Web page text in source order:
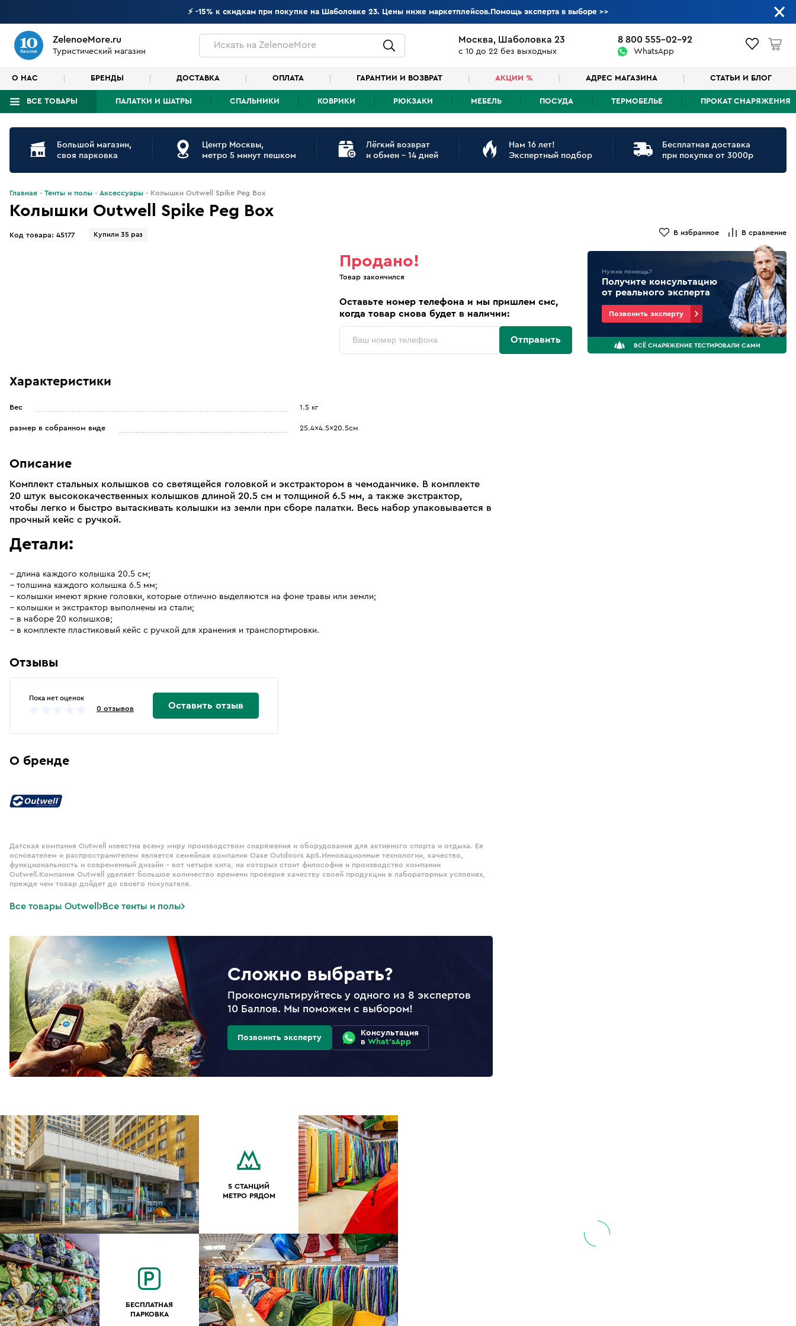
⚡ -15% к скидкам при покупке на Шаболовке 23. Цены ниже маркетплейсов.Помощь эксперта в выборе>>
ZelenoeMore.ru
Туристический магазин
Искатьна ZelenoeMore
Москва, Шаболовка 23
с 10 до 22 без выходных
8 800 555-02-92
WhatsApp
О НАС БРЕНДЫ ДОСТАВКА ОПЛАТА ГАРАНТИИ И ВОЗВРАТ АКЦИИ % АДРЕС МАГАЗИНА СТАТЬИ И БЛОГ
ВСЕ ТОВАРЫ ПАЛАТКИ И ШАТРЫ СПАЛЬНИКИ КОВРИКИ РЮКЗАКИ МЕБЕЛЬ ПОСУДА ТЕРМОБЕЛЬЕ ПРОКАТ СНАРЯЖЕНИЯ
Что будем искать?
Большой магазин,
своя парковка
Центр Москвы,
метро 5 минут пешком
Лёгкий возврат
и обмен - 14 дней
Нам 16 лет!
Экспертный подбор
Бесплатная доставка
при покупке от 3000р
Главная Тенты и полы Аксессуары Колышки Outwell Spike Peg Box
Колышки Outwell Spike Peg Box
Код товара: 45177 Купили 35 раз В избранное В сравнение
Продано!
Товар закончился
Оставьте номер телефона и мы пришлем смс,
когда товар снова будет в наличии:
Отправить
Нужна помощь?
Получите консультацию
от реального эксперта
Позвонить эксперту
ВСЁ СНАРЯЖЕНИЕ ТЕСТИРОВАЛИ САМИ
Характеристики
Вес 1.5 кг
размер в собранном виде 25.4x4.5x20.5см
Описание
Комплект стальных колышков со светящейся головкой и экстрактором в чемоданчике. В комплекте
20 штук высококачественных колышков длиной 20.5 см и толщиной 6.5 мм, а также экстрактор,
чтобы легко и быстро вытаскивать колышки из земли при сборе палатки. Весь набор упаковывается в
прочный кейс с ручкой.
Детали:
длина каждого колышка 20.5 см;
толшина каждого колышка 6.5 мм;
колышки имеют яркие головки, которые отлично выделяются на фоне травы или земли;
колышки и экстрактор выполнены из стали;
в наборе 20 колышков;
в комплекте пластиковый кейс с ручкой для хранения и транспортировки.
Отзывы
Пока нет оценок
0 отзывов Оставить отзыв
О бренде
Датская компания Outwell известна всему миру производством снаряжения и оборудования для активного спорта и отдыха. Ее
основателем и распространителем является семейная компания Oase Outdoors ApS.Инновационные технологии, качество,
функциональность и современный дизайн – вот четыре кита, на которых стоит философия и производство компании
Outwell.Компания Outwell уделяет большое количество времени проверке качеству своей продукции в лабораторных условиях,
прежде чем товар дойдет до своего покупателя.
Все товары Outwell Все тенты и полы
Сложно выбрать?
Проконсультируйтесь у одного из 8 экспертов
10 Баллов. Мы поможем с выбором!
Позвонить эксперту
Консультация
в What'sApp
5 СТАНЦИЙ
МЕТРО РЯДОМ
БЕСПЛАТНАЯ
ПАРКОВКА